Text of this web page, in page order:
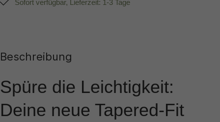
Sofort verfügbar, Lieferzeit: 1-3 Tage
Beschreibung
Spüre die Leichtigkeit:
Deine neue Tapered-Fit